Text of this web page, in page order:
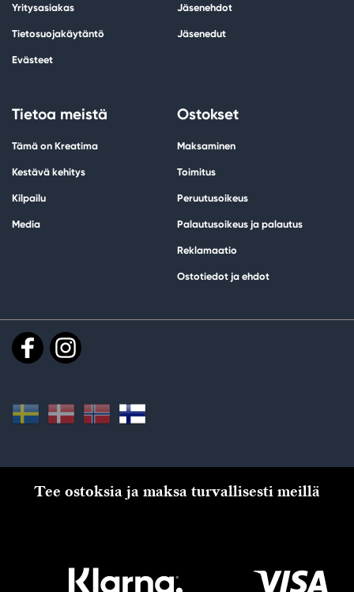
Yritysasiakas
Tietosuojakäytäntö
Evästeet
Jäsenehdot
Jäsenedut
Tietoa meistä
Tämä on Kreatima
Kestävä kehitys
Kilpailu
Media
Ostokset
Maksaminen
Toimitus
Peruutusoikeus
Palautusoikeus ja palautus
Reklamaatio
Ostotiedot ja ehdot
Tee ostoksia ja maksa turvallisesti meillä